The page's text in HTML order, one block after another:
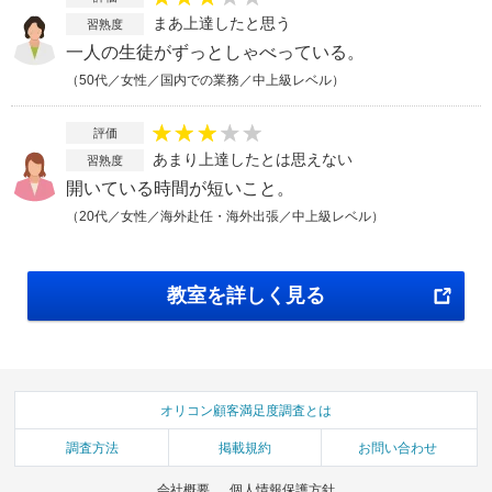
習熟度 まあ上達したと思う
一人の生徒がずっとしゃべっている。
（50代／女性／国内での業務／中上級レベル）
評価
習熟度 あまり上達したとは思えない
開いている時間が短いこと。
（20代／女性／海外赴任・海外出張／中上級レベル）
教室を詳しく見る
オリコン顧客満足度調査とは
調査方法 掲載規約 お問い合わせ